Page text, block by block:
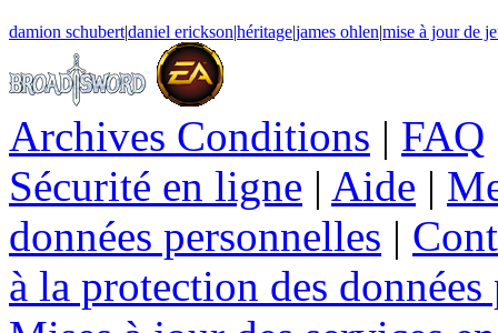
damion schubert|daniel erickson|héritage|james ohlen|mise à jour de
Archives Conditions | FAQ
Sécurité en ligne | Aide |
données personnelles |
à la protection des